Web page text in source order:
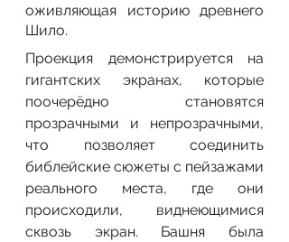
оживляющая историю древнего
Шило.
Проекция демонстрируется на
гигантских экранах, которые
поочерёдно становятся
прозрачными и непрозрачными,
что позволяет соединить
библейские сюжеты с пейзажами
реального места, где они
происходили, виднеющимися
сквозь экран. Башня была